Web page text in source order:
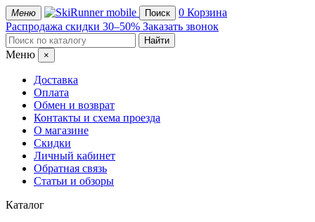
Меню mobile Поиск 0 Корзина
Распродажа скидки 30–50% Заказать звонок
Меню ×
Доставка
Оплата
Обмен и возврат
Контакты и схема проезда
О магазине
Скидки
Личный кабинет
Обратная связь
Статьи и обзоры
Каталог